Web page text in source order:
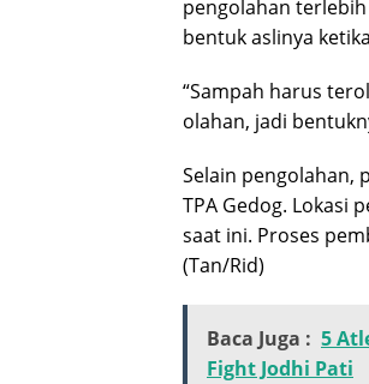
pengolahan
bentuk aslinya
“Sampah harus
olahan, jadi
Selain pengolahan,
TPA Gedog. Lokasi
saat ini. Proses
(Tan/Rid)
Baca Juga : 5
Fight Jodhi Pati